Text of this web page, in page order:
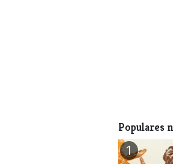
Populares
1